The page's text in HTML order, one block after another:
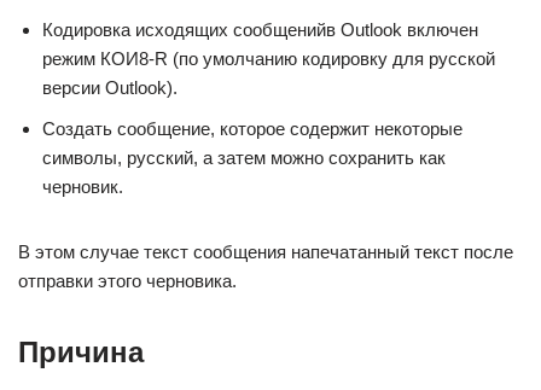
Кодировка исходящих сообщенийв Outlook включен
режим КОИ8-R (по умолчанию кодировку для русской
версии Outlook).
Создать сообщение, которое содержит некоторые
символы, русский, а затем можно сохранить как
черновик.
В этом случае текст сообщения напечатанный текст после
отправки этого черновика.
Причина